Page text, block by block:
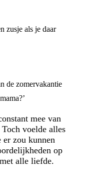
zusje als je daar
de zomervakantie
mee van
voelde alles
er zou kunnen
op
alle liefde.